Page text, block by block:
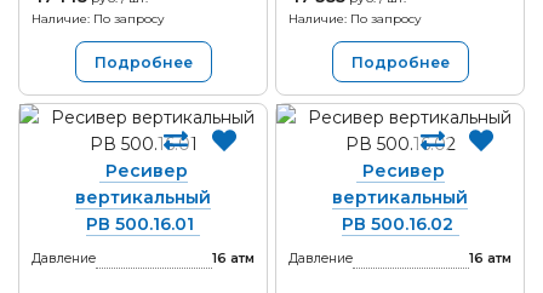
Наличие: По запросу
Подробнее
Наличие: По запросу
Подробнее
Ресивер
вертикальный
РВ 500.16.01
Давление 16 атм
Ресивер
вертикальный
РВ 500.16.02
Давление 16 атм